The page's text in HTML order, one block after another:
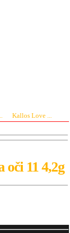
Kallos Love ...
oči 11 4,2g